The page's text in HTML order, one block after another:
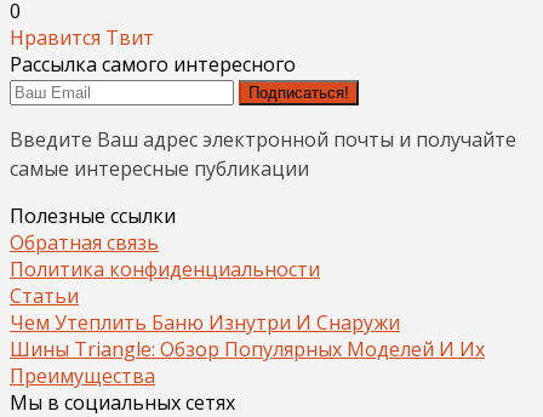
0
Нравится Твит
Рассылка самого интересного
Подписаться!
Введите Ваш адрес электронной почты и получайте
самые интересные публикации
Полезные ссылки
Обратная связь
Политика конфиденциальности
Статьи
Чем Утеплить Баню Изнутри И Снаружи
Шины Triangle: Обзор Популярных Моделей И Их
Преимущества
Мы в социальных сетях